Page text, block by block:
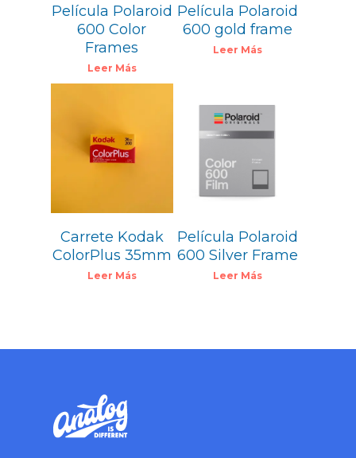
Película Polaroid
600 Color
Frames
Leer Más
Película Polaroid
600 gold frame
Leer Más
5,60€
Carrete Kodak
ColorPlus 35mm
Leer Más
19,99€
Película Polaroid
600 Silver Frame
Leer Más